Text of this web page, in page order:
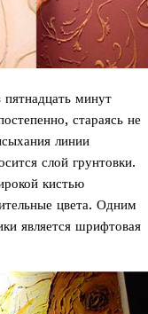
пятнадцать минут
стараясь не
линии
слой грунтовки.
кистью
цвета. Одним
является шрифтовая